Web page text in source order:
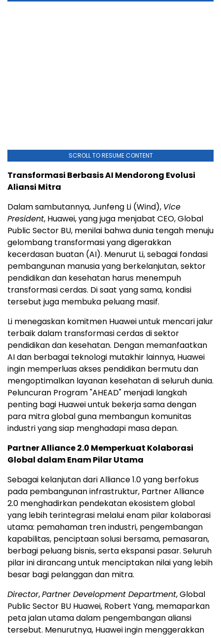
SCROLL TO RESUME CONTENT
Transformasi Berbasis AI Mendorong Evolusi
Aliansi Mitra
Dalam sambutannya, Junfeng Li (Wind), Vice
President, Huawei, yang juga menjabat CEO, Global
Public Sector BU, menilai bahwa dunia tengah menuju
gelombang transformasi yang digerakkan
kecerdasan buatan (AI). Menurut Li, sebagai fondasi
pembangunan manusia yang berkelanjutan, sektor
pendidikan dan kesehatan harus menempuh
transformasi cerdas. Di saat yang sama, kondisi
tersebut juga membuka peluang masif.
Li menegaskan komitmen Huawei untuk mencari jalur
terbaik dalam transformasi cerdas di sektor
pendidikan dan kesehatan. Dengan memanfaatkan
AI dan berbagai teknologi mutakhir lainnya, Huawei
ingin memperluas akses pendidikan bermutu dan
mengoptimalkan layanan kesehatan di seluruh dunia.
Peluncuran Program "AHEAD" menjadi langkah
penting bagi Huawei untuk bekerja sama dengan
para mitra global guna membangun komunitas
industri yang siap menghadapi masa depan.
Partner Alliance 2.0 Memperkuat Kolaborasi
Global dalam Enam Pilar Utama
Sebagai kelanjutan dari Alliance 1.0 yang berfokus
pada pembangunan infrastruktur, Partner Alliance
2.0 menghadirkan pendekatan ekosistem global
yang lebih terintegrasi melalui enam pilar kolaborasi
utama: pemahaman tren industri, pengembangan
kapabilitas, penciptaan solusi bersama, pemasaran,
berbagi peluang bisnis, serta ekspansi pasar. Seluruh
pilar ini dirancang untuk menciptakan nilai yang lebih
besar bagi pelanggan dan mitra.
Director,Partner Development Department, Global
Public Sector BU Huawei, Robert Yang, memaparkan
peta jalan utama dalam pengembangan aliansi
tersebut. Menurutnya, Huawei ingin menggerakkan